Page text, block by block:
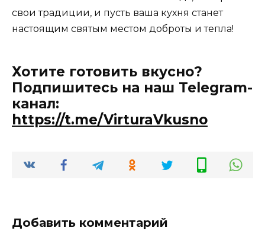
свои традиции, и пусть ваша кухня станет
настоящим святым местом доброты и тепла!
Хотите готовить вкусно?
Подпишитесь на наш Telegram-
канал:
https://t.me/VirturaVkusno
Добавить комментарий